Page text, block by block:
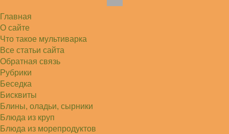
и сырую курочку, и…
Света
Советую простой рецепт как готовили наши
бабушки, на 5 минут…
Главная
О сайте
Что такое мультиварка
Все статьи сайта
Обратная связь
Рубрики
Беседка
Бисквиты
Блины, оладьи, сырники
Блюда из круп
Блюда из морепродуктов